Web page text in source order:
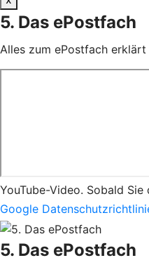
5. Das ePostfach
Alles zum ePostfach
YouTube-Video. Sobald
Google
5. Das ePostfach